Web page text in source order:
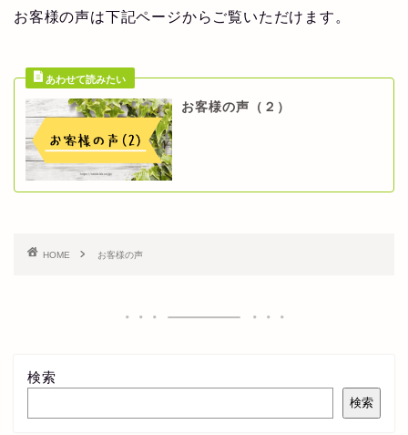
お客様の声は下記ページからご覧いただけます。
お客様の声（２）
HOME お客様の声
検索
検索